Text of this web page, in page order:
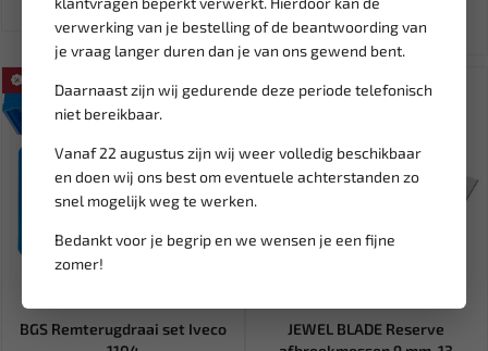
verwerking van je bestelling of de beantwoording van
je vraag langer duren dan je van ons gewend bent.
Daarnaast zijn wij gedurende deze periode telefonisch
niet bereikbaar.
Vanaf 22 augustus zijn wij weer volledig beschikbaar
en doen wij ons best om eventuele achterstanden zo
snel mogelijk weg te werken.
Bedankt voor je begrip en we wensen je een fijne
zomer!
BGS Remterugdraai set Iveco
JEWEL BLADE Reserve